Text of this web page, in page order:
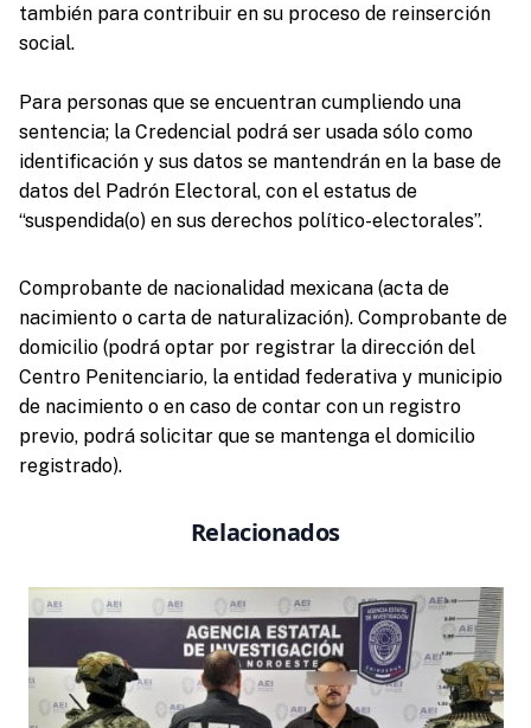
también para contribuir en su proceso de reinserción
social.
Para personas que se encuentran cumpliendo una
sentencia; la Credencial podrá ser usada sólo como
identificación y sus datos se mantendrán en la base de
datos del Padrón Electoral, con el estatus de
“suspendida(o) en sus derechos político-electorales”.
Comprobante de nacionalidad mexicana (acta de
nacimiento o carta de naturalización). Comprobante de
domicilio (podrá optar por registrar la dirección del
Centro Penitenciario, la entidad federativa y municipio
de nacimiento o en caso de contar con un registro
previo, podrá solicitar que se mantenga el domicilio
registrado).
Relacionados